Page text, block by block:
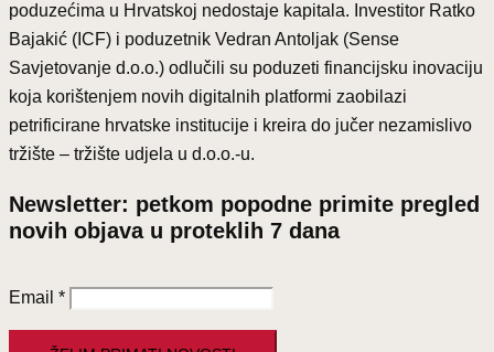
poduzećima u Hrvatskoj nedostaje kapitala. Investitor Ratko
Bajakić (ICF) i poduzetnik Vedran Antoljak (Sense
Savjetovanje d.o.o.) odlučili su poduzeti financijsku inovaciju
koja korištenjem novih digitalnih platformi zaobilazi
petrificirane hrvatske institucije i kreira do jučer nezamislivo
tržište – tržište udjela u d.o.o.-u.
Newsletter: petkom popodne primite pregled
novih objava u proteklih 7 dana
Email *